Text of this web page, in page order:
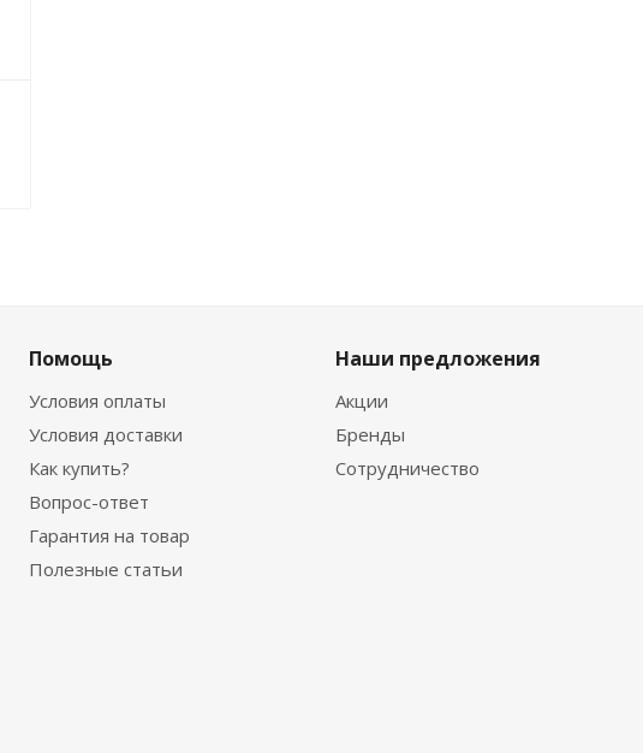
Помощь
Условия оплаты
Условия доставки
Как купить?
Вопрос-ответ
Гарантия на товар
Полезные статьи
Наши предложения
Акции
Бренды
Сотрудничество